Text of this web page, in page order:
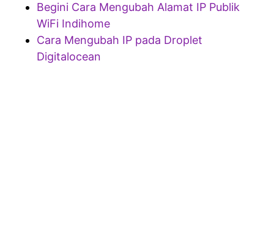
Begini Cara Mengubah Alamat IP Publik
WiFi Indihome
Cara Mengubah IP pada Droplet
Digitalocean